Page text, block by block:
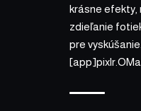
krásne efekty,
zdieľanie
pre vyskúšanie.